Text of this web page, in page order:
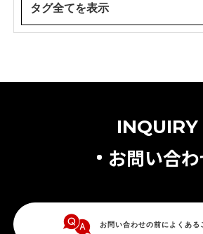
タグ全てを表示
INQUIRY
お問い合
お問い合わせの前によくある